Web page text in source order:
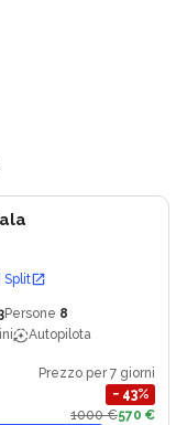
Split
Persone 8
Autopilota
Prezzo per 7 giorni
− 43%
1000 €570 €